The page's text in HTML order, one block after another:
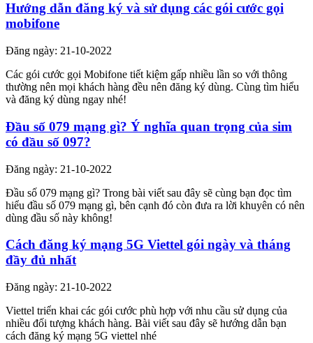
Hướng dẫn đăng ký và sử dụng các gói cước gọi
mobifone
Đăng ngày: 21-10-2022
Các gói cước gọi Mobifone tiết kiệm gấp nhiều lần so với thông
thường nên mọi khách hàng đều nên đăng ký dùng. Cùng tìm hiểu
và đăng ký dùng ngay nhé!
Đầu số 079 mạng gì? Ý nghĩa quan trọng của sim
có đầu số 097?
Đăng ngày: 21-10-2022
Đầu số 079 mạng gì? Trong bài viết sau đây sẽ cùng bạn đọc tìm
hiểu đầu số 079 mạng gì, bên cạnh đó còn đưa ra lời khuyên có nên
dùng đầu số này không!
Cách đăng ký mạng 5G Viettel gói ngày và tháng
đầy đủ nhất
Đăng ngày: 21-10-2022
Viettel triển khai các gói cước phù hợp với nhu cầu sử dụng của
nhiều đối tượng khách hàng. Bài viết sau đây sẽ hướng dẫn bạn
cách đăng ký mạng 5G viettel nhé